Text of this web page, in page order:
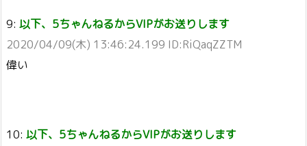
9: 以下、5ちゃんねるからVIPがお送りします
2020/04/09(木) 13:46:24.199 ID:RiQaqZZTM
偉い
10: 以下、5ちゃんねるからVIPがお送りします